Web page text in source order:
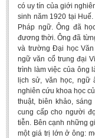
Center of Sinology and
Images - Events
ACADEMIC
Undergraduate:
Undergraduate: Honor
Postgraduate
LITERARY WRITINGS &
có uy tín của giới
sinh năm 1920 tại
Pháp ngữ. Ông đã
đương thời. Ông đã
và trường Đại học
ngữ văn cổ trung đại
trình làm việc của ông
lịch sử, văn học, ngữ
nghiên cứu khoa học
thuật, biên khảo,
cung cấp cho người
tiễn. Bên cạnh những
một giá trị lớn ở ông: